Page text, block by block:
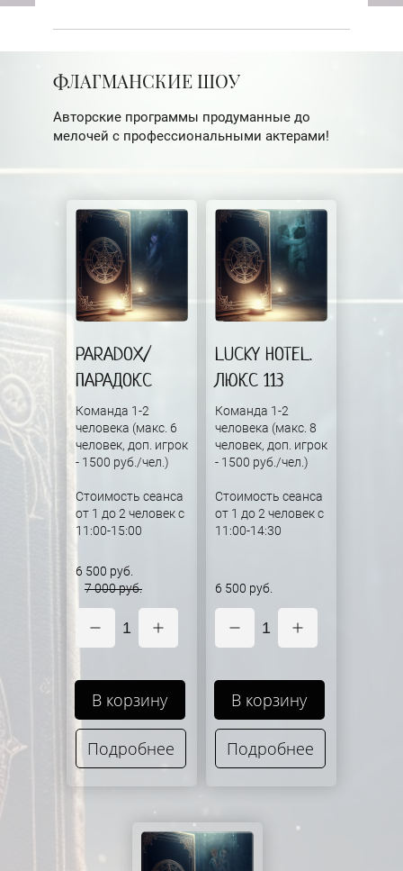
ФЛАГМАНСКИЕ ШОУ
Авторские программы продуманные до
мелочей с профессиональными актерами!
PARADOX/
ПАРАДОКС
Команда 1-2
человека (макс. 6
человек, доп. игрок
- 1500 руб./чел.)
Стоимость сеанса
от 1 до 2 человек с
11:00-15:00
6 500 руб.
7 000 руб.
1
В корзину
Подробнее
LUCKY HOTEL.
ЛЮКС 113
Команда 1-2
человека (макс. 8
человек, доп. игрок
- 1500 руб./чел.)
Стоимость сеанса
от 1 до 2 человек с
11:00-14:30
6 500 руб.
1
В корзину
Подробнее